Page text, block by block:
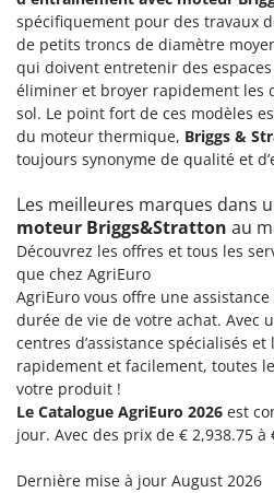
Filets pour la Récolte des
Filtres pour vin et huile
Floconneuses
Fouloirs - Égrappoirs
Fourches pour tracteur
Fours électriques
Fraises à neige
Fraises rotatives pour
Friteuses sans huile
G
Générateurs d'air chaud
Godets à terre basculants
Groupes électrogènes
Gyrobroyeurs à lame pour
Cruccolini
CTEK
D
Dal Degan
DCG
DeWalt
Di Martino
Diavola Pro
Diesse
Docma
Dominion
Dreame
E
EcoFlow
spécifiquement pour des travaux
de petits troncs de diamètre
qui doivent entretenir des
éliminer et broyer rapidement les
sol. Le point fort de ces modèles
du moteur thermique, Briggs &
toujours synonyme de qualité et
Les meilleures marques dans
moteur Briggs&Stratton au
Découvrez les offres et tous les
que chez AgriEuro
AgriEuro vous offre une
durée de vie de votre achat. Avec
centres d’assistance spécialisés
rapidement et facilement, toutes
votre produit !
Le Catalogue AgriEuro 2026 est
jour. Avec des prix de € 2,938.75 à
Dernière mise à jour August 2026